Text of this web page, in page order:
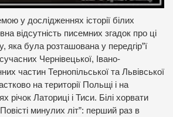
у дослідженнях історії білих
відсутність писемних згадок про ці
яка була розташована у передгір”ї
Чернівецької, Івано-
частин Тернопільської та Львівської
на території Польщі і на
річок Латориці і Тиси. Білі хорвати
минулих літ”: перший раз в